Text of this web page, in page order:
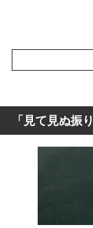
「見て見
「見て見
「見て見ぬ振